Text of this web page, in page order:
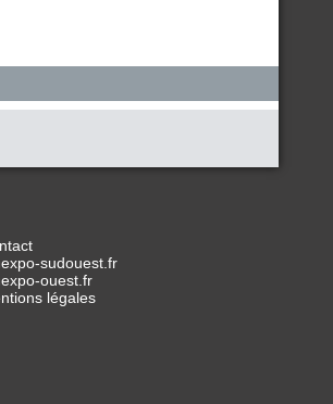
sudouest.fr
ouest.fr
légales